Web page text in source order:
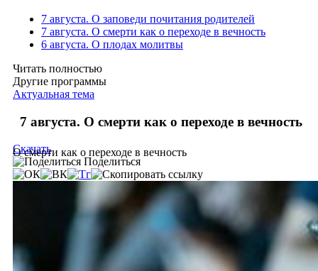
7 августа. О заповеди почитания родителей
7 августа. О смерти как о переходе в вечность
6 августа. О плодах молитвы
Читать полностью
Другие программы
Актуальная тема
7 августа. О смерти как о переходе в вечность
О смерти как о переходе в вечность
Скачать
Поделиться